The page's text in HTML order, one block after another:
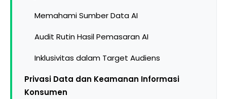
Memahami Sumber Data AI
Audit Rutin Hasil Pemasaran AI
Inklusivitas dalam Target Audiens
Privasi Data dan Keamanan Informasi
Konsumen